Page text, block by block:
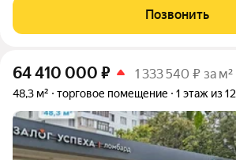
доступность: от ст. метро «Перово» менее 1 минуты пешком. в
окружении находятся
Позвонить
64 410 000 ₽ 1 333 540 ₽ за м²
48,3 м² торговое помещение 1 этаж из 12